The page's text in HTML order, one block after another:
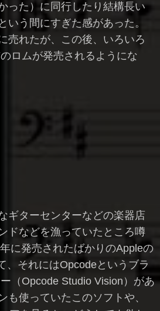
った）に同行したり結構長い
いう間にすぎた感があった。
売れたが、この後、いろいろ
ロムが発売されるようにな
ギターセンターなどの楽器店
ドなどを漁っていたところ噂
に発売されたばかりのAppleの
、それにはOpcodeというブラ
（Opcode Studio Vision）があ
も使っていたこのソフトや、